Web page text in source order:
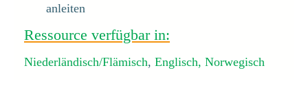
anleiten
Ressource verfügbar in:
Niederländisch/Flämisch, Englisch, Norwegisch